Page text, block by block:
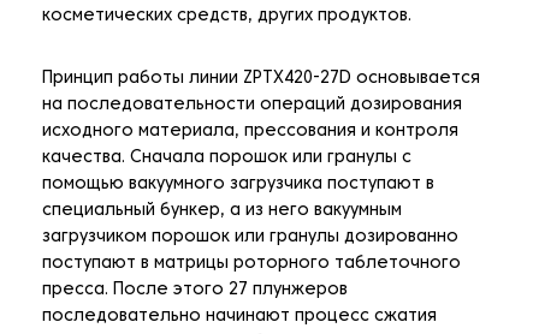
косметических средств, других продуктов.
Принцип работы линии ZPTX420-27D основывается
на последовательности операций дозирования
исходного материала, прессования и контроля
качества. Сначала порошок или гранулы с
помощью вакуумного загрузчика поступают в
специальный бункер, а из него вакуумным
загрузчиком порошок или гранулы дозированно
поступают в матрицы роторного таблеточного
пресса. После этого 27 плунжеров
последовательно начинают процесс сжатия